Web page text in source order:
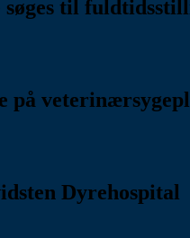
til
Dyrehospital